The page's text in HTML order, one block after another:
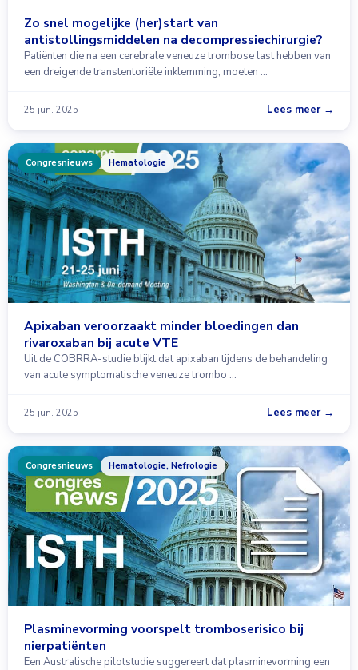
Zo snel mogelijke (her)start van
antistollingsmiddelen na decompressiechirurgie?
Patiënten die na een cerebrale veneuze trombose last hebben van
een dreigende transtentoriële inklemming, moeten …
25 jun. 2025 Lees meer →
Congresnieuws Hematologie
Apixaban veroorzaakt minder bloedingen dan
rivaroxaban bij acute VTE
Uit de COBRRA-studie blijkt dat apixaban tijdens de behandeling
van acute symptomatische veneuze trombo …
25 jun. 2025 Lees meer →
Congresnieuws Hematologie, Nefrologie
Plasminevorming voorspelt tromboserisico bij
nierpatiënten
Een Australische pilotstudie suggereert dat plasminevorming een